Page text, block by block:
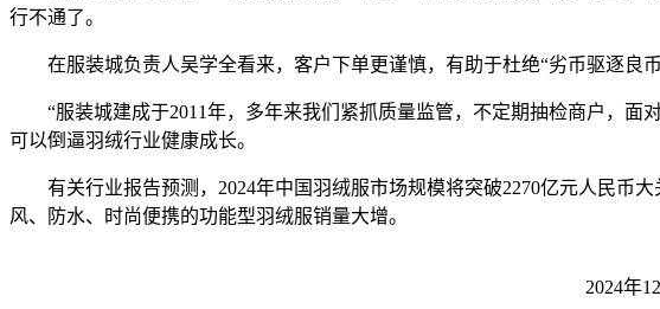
行不通了。
在服装城负责人吴学全看来，客户下单更谨慎，有助于杜绝“劣币驱逐良币
“服装城建成于2011年，多年来我们紧抓质量监管，不定期抽检商户，面对
可以倒逼羽绒行业健康成长。
有关行业报告预测，2024年中国羽绒服市场规模将突破2270亿元人民币大
风、防水、时尚便携的功能型羽绒服销量大增。
2024年